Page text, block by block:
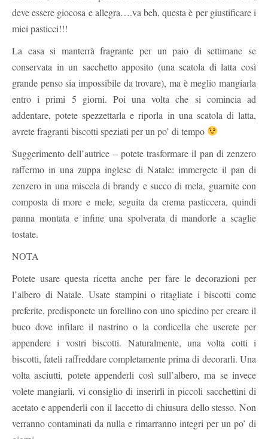
deve essere giocosa e allegra….va beh, questa è per giustificare i
miei pasticci!!!
La casa si manterrà fragrante per un paio di settimane se
conservata in un sacchetto apposito (una scatola di latta così
grande penso sia impossibile da trovare), ma è meglio mangiarla
entro i primi 5 giorni. Poi una volta che si comincia ad
addentare, potete spezzettarla e riporla in una scatola di latta,
avrete fragranti biscotti speziati per un po’ di tempo
Suggerimento dell’autrice – potete trasformare il pan di zenzero
raffermo in una zuppa inglese di Natale: immergete il pan di
zenzero in una miscela di brandy e succo di mela, guarnite con
composta di more e mele, seguita da crema pasticcera, quindi
panna montata e infine una spolverata di mandorle a scaglie
tostate.
NOTA
Potete usare questa ricetta anche per fare le decorazioni per
l’albero di Natale. Usate stampini o ritagliate i biscotti come
preferite, predisponete un forellino con uno spiedino per creare il
buco dove infilare il nastrino o la cordicella che userete per
appendere i vostri biscotti. Naturalmente, una volta cotti i
biscotti, fateli raffreddare completamente prima di decorarli. Una
volta asciutti, potete appenderli così sull’albero, ma se invece
volete mangiarli, vi consiglio di inserirli in piccoli sacchettini di
acetato e appenderli con il laccetto di chiusura dello stesso. Non
verranno contaminati da nulla e rimarranno integri per un po’ di